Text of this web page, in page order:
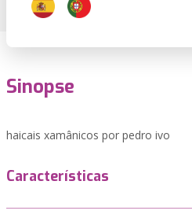
Sinopse
haicais xamânicos por pedro ivo
Características